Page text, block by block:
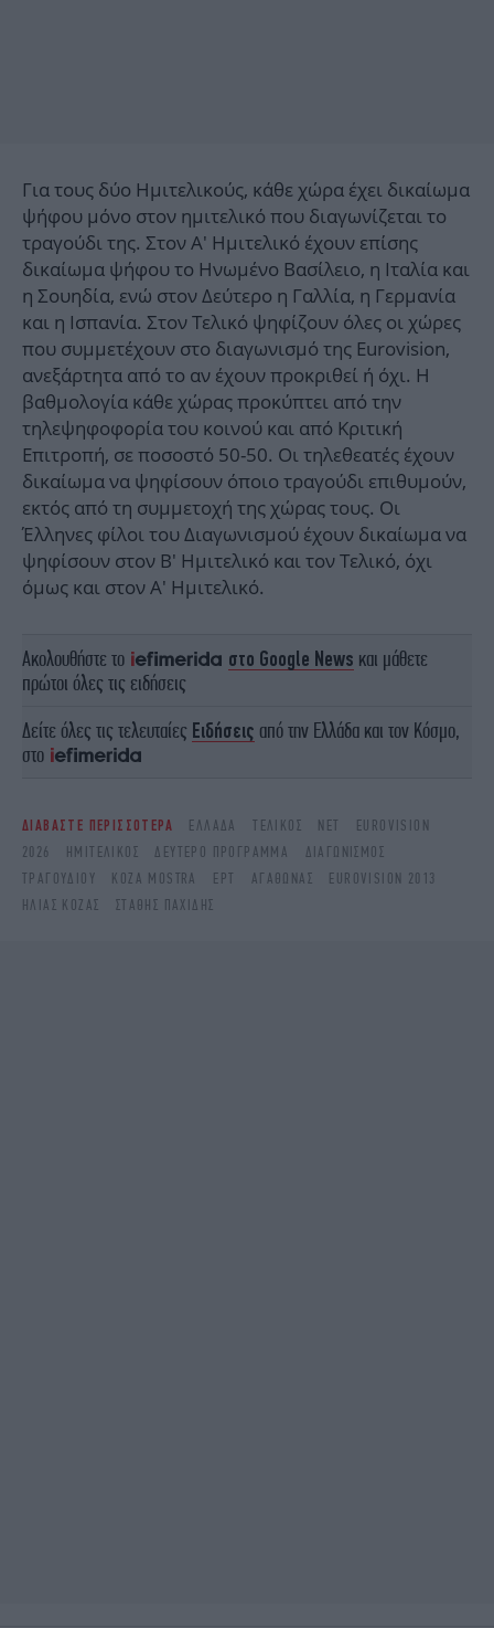
Για τους δύο Ημιτελικούς, κάθε χώρα έχει δικαίωμα
ψήφου μόνο στον ημιτελικό που διαγωνίζεται το
τραγούδι της. Στον Α' Ημιτελικό έχουν επίσης
δικαίωμα ψήφου το Ηνωμένο Βασίλειο, η Ιταλία και
η Σουηδία, ενώ στον Δεύτερο η Γαλλία, η Γερμανία
και η Ισπανία. Στον Τελικό ψηφίζουν όλες οι χώρες
που συμμετέχουν στο διαγωνισμό της Eurovision,
ανεξάρτητα από το αν έχουν προκριθεί ή όχι. Η
βαθμολογία κάθε χώρας προκύπτει από την
τηλεψηφοφορία του κοινού και από Κριτική
Επιτροπή, σε ποσοστό 50-50. Οι τηλεθεατές έχουν
δικαίωμα να ψηφίσουν όποιο τραγούδι επιθυμούν,
εκτός από τη συμμετοχή της χώρας τους. Οι
Έλληνες φίλοι του Διαγωνισμού έχουν δικαίωμα να
ψηφίσουν στον Β' Ημιτελικό και τον Τελικό, όχι
όμως και στον Α' Ημιτελικό.
Ακολουθήστε το στο Google News και μάθετε
πρώτοι όλες τις ειδήσεις
Δείτε όλες τις τελευταίες Ειδήσεις από την Ελλάδα και τον Κόσμο,
στο
ΔΙΑΒΑΣΤΕ ΠΕΡΙΣΣΟΤΕΡΑ ΕΛΛΆΔΑ ΤΕΛΙΚΌΣ ΝΕΤ
EUROVISION
2026
ΗΜΙΤΕΛΙΚΌΣ ΔΕΎΤΕΡΟ ΠΡΌΓΡΑΜΜΑ
ΔΙΑΓΩΝΙΣΜΌΣ
ΤΡΑΓΟΥΔΙΟΎ
KOZA MOSTRA EΡΤ ΑΓΆΘΩΝΑΣ
EUROVISION 2013
ΗΛΊΑΣ ΚΌΖΑΣ
ΣΤΆΘΗΣ ΠΑΧΊΔΗΣ